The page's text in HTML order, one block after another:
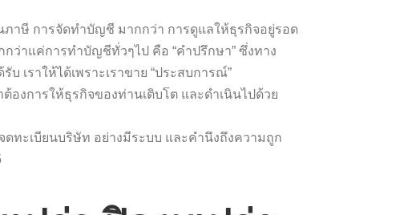
ภาษี การจัดทำบัญชี มากกว่า การดูแลให้ธุรกิจอยู่รอด
ว่าแค่การทำบัญชีทั่วๆไป คือ “คำปรึกษา” ซึ่งทาง
เราให้ได้เพราะเราขาย “ประสบการณ์”
องการให้ธุรกิจของท่านเติบโต และดำเนินไปด้วย
ดทะเบียนบริษัท อย่างมีระบบ และคำนึงถึงความถูก